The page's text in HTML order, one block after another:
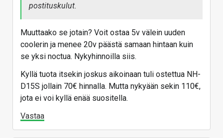
postituskulut.
Muuttaako se jotain? Voit ostaa 5v välein uuden
coolerin ja menee 20v päästä samaan hintaan kuin
se yksi noctua. Nykyhinnoilla siis.
Kyllä tuota itsekin joskus aikoinaan tuli ostettua NH-
D15S jollain 70€ hinnalla. Mutta nykyään sekin 110€,
jota ei voi kyllä enää suositella.
Vastaa